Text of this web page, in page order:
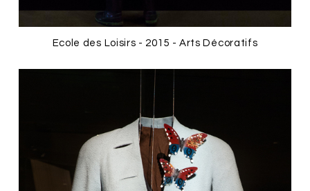
Ecole des Loisirs - 2015 - Arts Décoratifs